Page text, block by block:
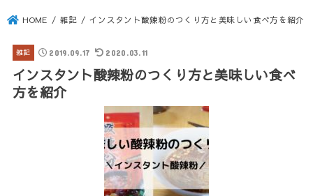
HOME 雑記 インスタント酸辣粉のつくり方と美味しい食べ方を紹介
雑記 2019.09.17 2020.03.11
インスタント酸辣粉のつくり方と美味しい食べ
方を紹介